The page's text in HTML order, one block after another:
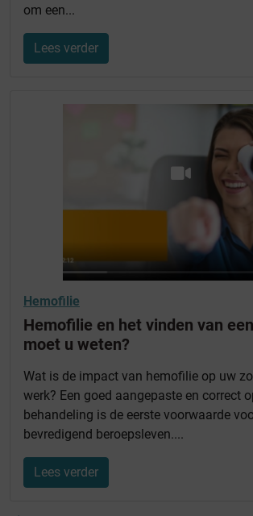
om een...
Lees verder
Hemofilie
Hemofilie en het vinden van
moet u weten?
Wat is de impact van hemofilie op uw
werk? Een goed aangepaste en correct
behandeling is de eerste voorwaarde
bevredigend beroepsleven....
Lees verder